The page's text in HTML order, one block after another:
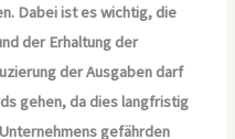
Dabei ist es wichtig, die
der Erhaltung der
der Ausgaben darf
gehen, da dies langfristig
gefährden